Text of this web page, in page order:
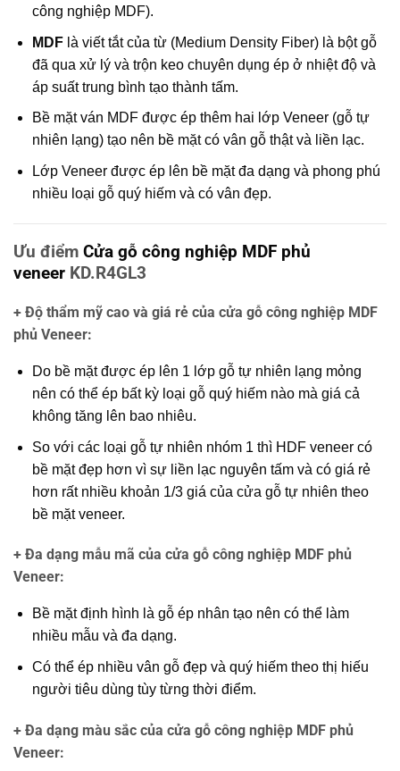
công nghiệp MDF).
MDFlà viết tắt của từ (Medium Density Fiber) là bột gỗ
đã qua xử lý và trộn keo chuyên dụng ép ở nhiệt độ và
áp suất trung bình tạo thành tấm.
Bề mặt ván MDF được ép thêm hai lớp Veneer (gỗ tự
nhiên lạng) tạo nên bề mặt có vân gỗ thật và liền lạc.
Lớp Veneer được ép lên bề mặt đa dạng và phong phú
nhiều loại gỗ quý hiếm và có vân đẹp.
Ưu điểm Cửa gỗ công nghiệp MDF phủ
veneer KD.R4GL3
+ Độ thẩm mỹ cao và giá rẻ của cửa gỗ công nghiệp MDF
phủ Veneer:
Do bề mặt được ép lên 1 lớp gỗ tự nhiên lạng mỏng
nên có thể ép bất kỳ loại gỗ quý hiếm nào mà giá cả
không tăng lên bao nhiêu.
So với các loại gỗ tự nhiên nhóm 1 thì HDF veneer có
bề mặt đẹp hơn vì sự liền lạc nguyên tấm và có giá rẻ
hơn rất nhiều khoản 1/3 giá của cửa gỗ tự nhiên theo
bề mặt veneer.
+ Đa dạng mẫu mã của cửa gỗ công nghiệp MDF phủ
Veneer:
Bề mặt định hình là gỗ ép nhân tạo nên có thể làm
nhiều mẫu và đa dạng.
Có thể ép nhiều vân gỗ đẹp và quý hiếm theo thị hiếu
người tiêu dùng tùy từng thời điểm.
+ Đa dạng màu sắc của cửa gỗ công nghiệp MDF phủ
Veneer: